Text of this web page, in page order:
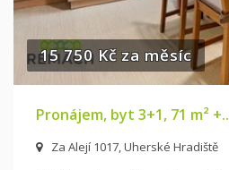
15 750 Kč za měsíc
Pronájem, byt 3+1, 71 m² +..
Za Alejí 1017, Uherské Hradiště